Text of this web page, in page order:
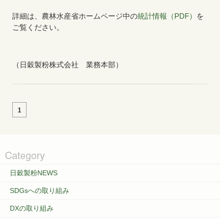
詳細は、農林水産省ホームページ中の統計情報（PDF）
を
ご覧ください。
（日穀製粉株式会社 業務本部）
1
日穀製粉NEWS
SDGsへの取り組み
DXの取り組み